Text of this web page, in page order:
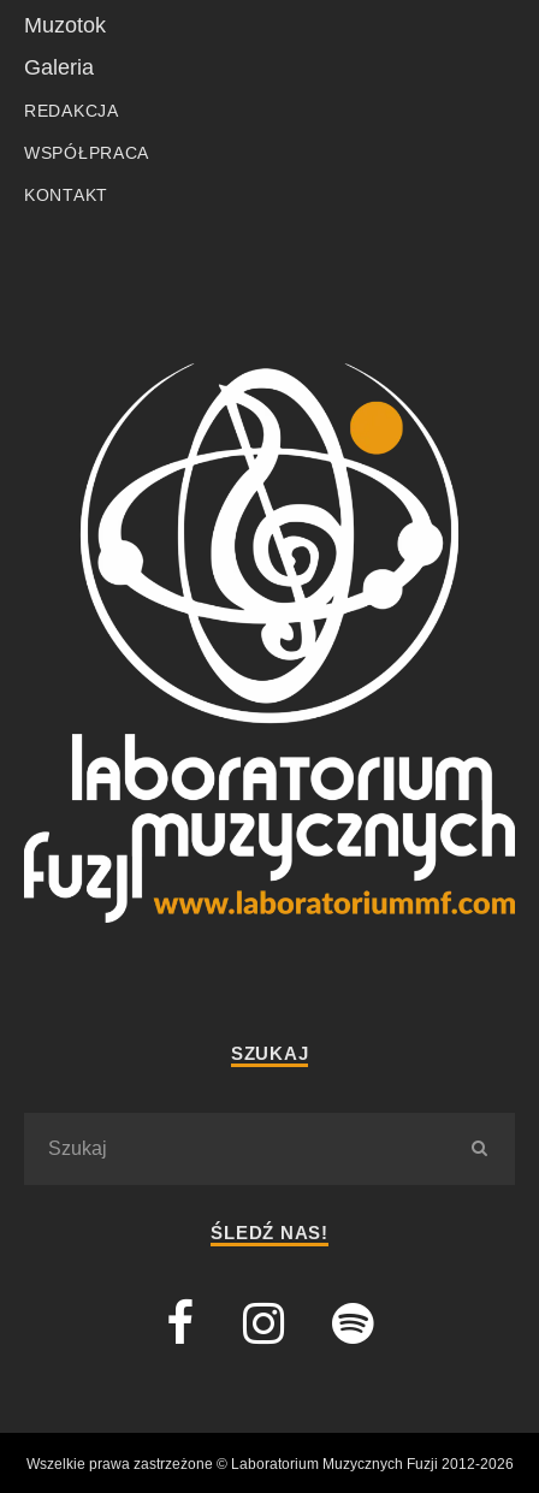
Muzotok
Galeria
REDAKCJA
WSPÓŁPRACA
KONTAKT
SZUKAJ
ŚLEDŹ NAS!
Wszelkie prawa zastrzeżone © Laboratorium Muzycznych Fuzji 2012-2026